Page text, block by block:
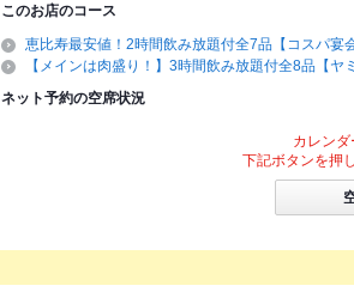
このお店のコース
恵比寿最安値！2時間飲み放題付全7品【コスパ宴
【メインは肉盛り！】3時間飲み放題付全8品【
ネット予約の空席状況
カレンダ
下記ボタンを押